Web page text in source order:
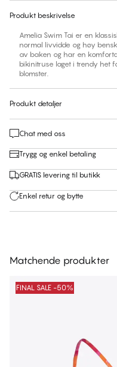
Produkt beskrivelse
Amelia Swim Tai er en
normal livvidde og høy
av baken og har en
bikinitruse laget i trendy het
blomster.
Produkt detaljer
Chat med oss
Trygg og enkel betaling
GRATIS levering til butikk
Enkel retur og bytte
Matchende produkter
FINAL SALE -50%